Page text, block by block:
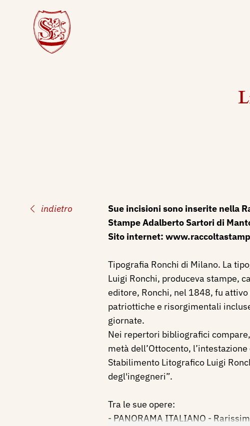
indietro
Sue incisioni sono inserite nella
Stampe Adalberto Sartori di
Sito internet:
Tipografia Ronchi di Milano. La
Luigi Ronchi, produceva stampe,
editore, Ronchi, nel 1848, fu
patriottiche e risorgimentali
giornate.
Nei repertori bibliografici
metà dell’Ottocento, l’intestazione
Stabilimento Litografico Luigi
degl'ingegneri”.
Tra le sue opere:
- PANORAMA ITALIANO -